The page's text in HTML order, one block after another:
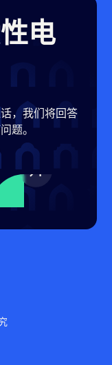
电
，我们将回答
题。